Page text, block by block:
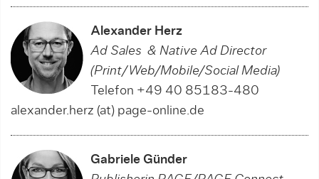
Alexander Herz
Ad Sales & Native Ad Director
(Print/Web/Mobile/Social Media)
Telefon +49 40 85183-480
alexander.herz (at) page-online.de
Gabriele Günder